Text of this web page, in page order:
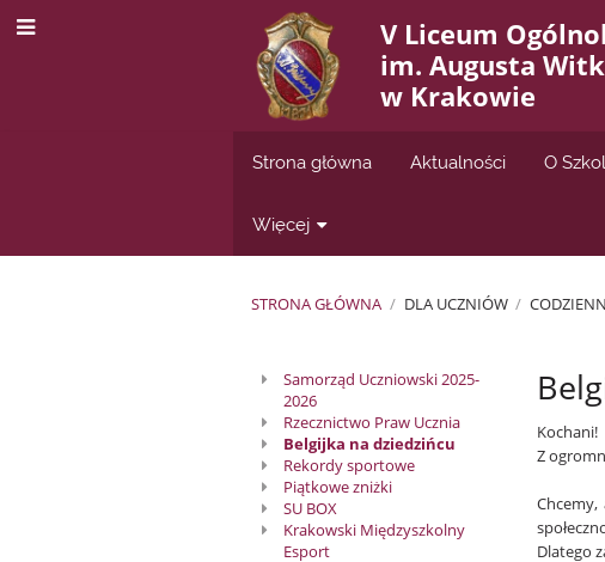
V Liceum
im. Augusta
w Krakowie
Strona główna Aktualności O
Więcej
STRONA GŁÓWNA / DLA UCZNIÓW /
Samorząd
Uczniowski
LO
2025-
Samorząd Uczniowski 2025-
2026
Rzecznictwo Praw Ucznia
Belgijka na dziedzińcu
Rekordy sportowe
Piątkowe zniżki
SU BOX
Krakowski Międzyszkolny
Esport
Kochani!
Z
Dlatego